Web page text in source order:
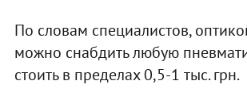
По словам специалистов,
можно снабдить любую
стоить в пределах 0,5-1 тыс. грн.